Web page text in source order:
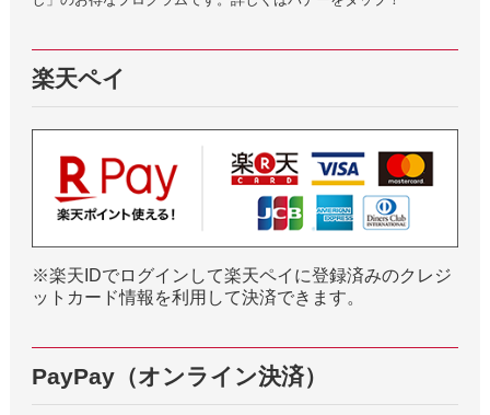
楽天ペイ
※楽天IDでログインして楽天ペイに登録済みのクレジ
ットカード情報を利用して決済できます。
PayPay（オンライン決済）